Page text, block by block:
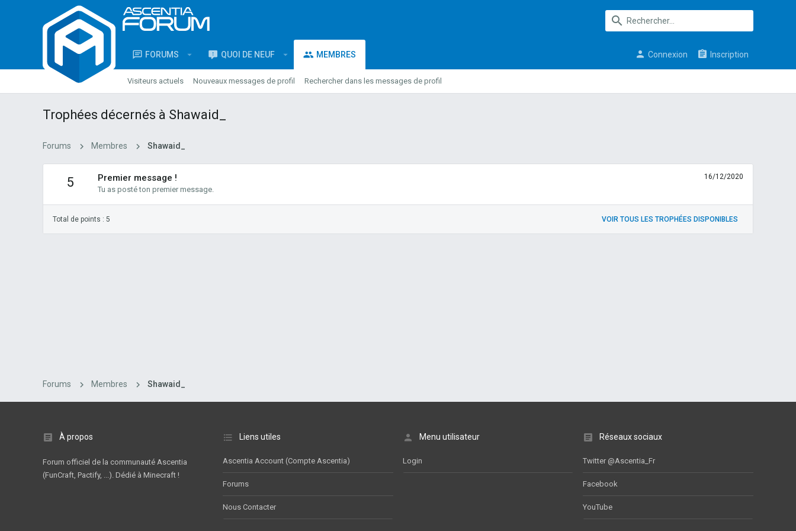
FORUMS QUOI DE NEUF MEMBRES Connexion Inscription
Visiteurs actuels Nouveaux messages de profil Rechercher dans les messages de profil
Trophées décernés à Shawaid_
Forums Membres Shawaid_
5 16/12/2020
Premier message !
Tu as posté ton premier message.
Total de points : 5 VOIR TOUS LES TROPHÉES DISPONIBLES
Forums Membres Shawaid_
À propos
Forum officiel de la communauté Ascentia
(FunCraft, Pactify, ...). Dédié à Minecraft !
Liens utiles
Ascentia Account (Compte Ascentia)
Forums
Nous Contacter
Menu utilisateur
Login
Réseaux sociaux
Twitter @Ascentia_Fr
Facebook
YouTube